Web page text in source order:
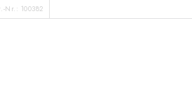
Nr.: 100382